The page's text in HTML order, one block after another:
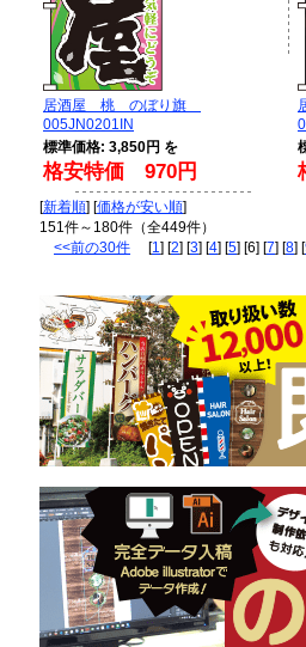
居酒屋 桃 のぼり旗
005JN0201IN
標準価格: 3,850円 を
格安特価 970円
[新着順] [価格が安い順]
151件～180件（全449件）
<<前の30件 [1] [2] [3] [4] [5] [6] [7] [8] [